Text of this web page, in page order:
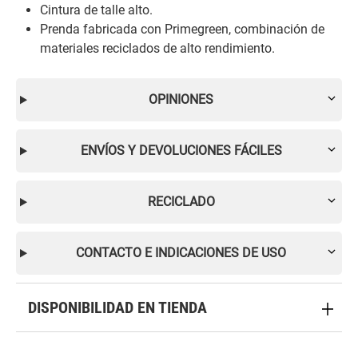
Cintura de talle alto.
Prenda fabricada con Primegreen, combinación de
materiales reciclados de alto rendimiento.
OPINIONES
ENVÍOS Y DEVOLUCIONES FÁCILES
RECICLADO
CONTACTO E INDICACIONES DE USO
DISPONIBILIDAD EN TIENDA